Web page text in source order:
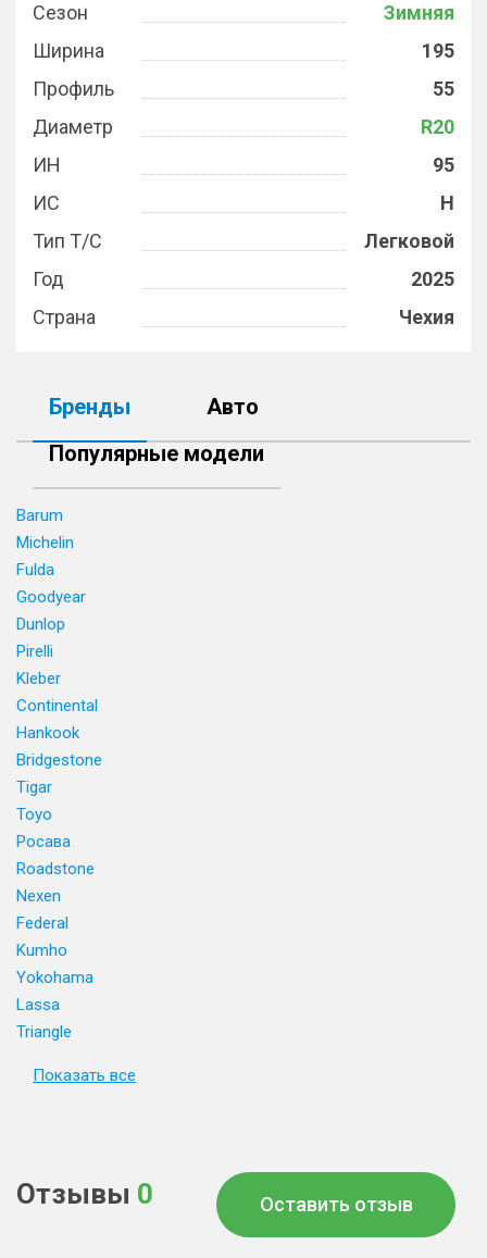
Сезон
Зимняя
Ширина
195
Профиль
55
Диаметр
R20
ИН
95
ИС
H
Тип Т/С
Легковой
Год
2025
Страна
Чехия
Бренды
Авто
Популярные модели
Barum
Michelin
Fulda
Goodyear
Dunlop
Pirelli
Kleber
Continental
Hankook
Bridgestone
Tigar
Toyo
Росава
Roadstone
Nexen
Federal
Kumho
Yokohama
Lassa
Triangle
Показать все
Отзывы 0 Оставить отзыв